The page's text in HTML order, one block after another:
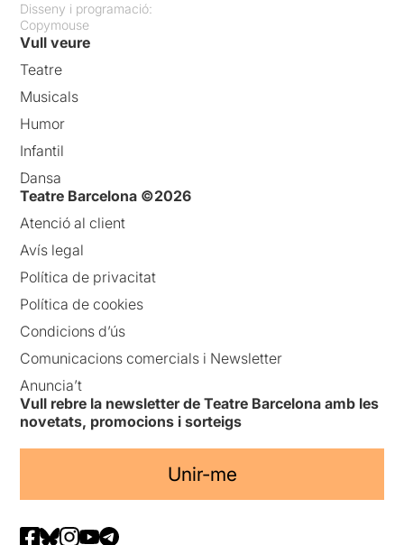
Disseny i programació:
Copymouse
Vull veure
Teatre
Musicals
Humor
Infantil
Dansa
Teatre Barcelona ©2026
Atenció al client
Avís legal
Política de privacitat
Política de cookies
Condicions d’ús
Comunicacions comercials i Newsletter
Anuncia’t
Vull rebre la newsletter de Teatre Barcelona amb les
novetats, promocions i sorteigs
Unir-me